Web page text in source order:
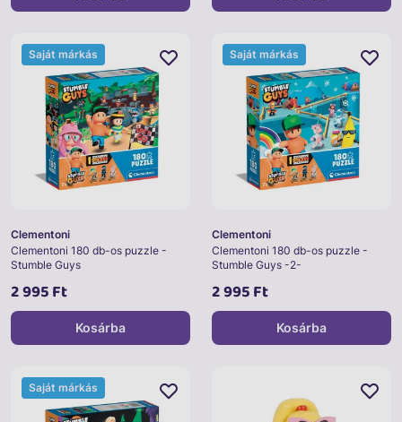
Clementoni
Clementoni 180 db-os puzzle -
Stumble Guys
2 995 Ft
Saját márkás
Kosárba
Clementoni
Clementoni 180 db-os puzzle -
Stumble Guys -2-
2 995 Ft
Saját márkás
Kosárba
Saját márkás